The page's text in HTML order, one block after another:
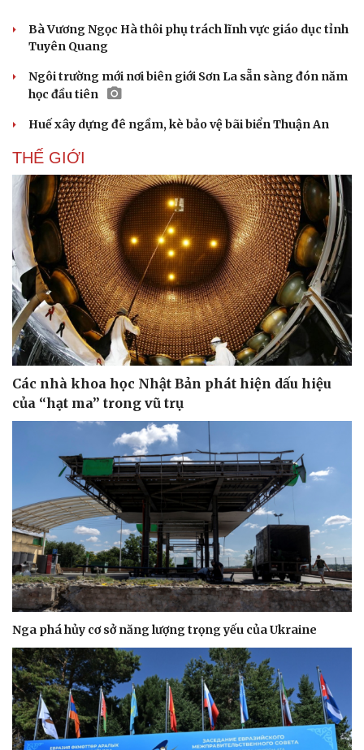
Bà Vương Ngọc Hà thôi phụ trách lĩnh vực giáo dục tỉnh
Tuyên Quang
Ngôi trường mới nơi biên giới Sơn La sẵn sàng đón năm
học đầu tiên
Huế xây dựng đê ngầm, kè bảo vệ bãi biển Thuận An
THẾ GIỚI
Các nhà khoa học Nhật Bản phát hiện dấu hiệu
của “hạt ma” trong vũ trụ
Nga phá hủy cơ sở năng lượng trọng yếu của Ukraine